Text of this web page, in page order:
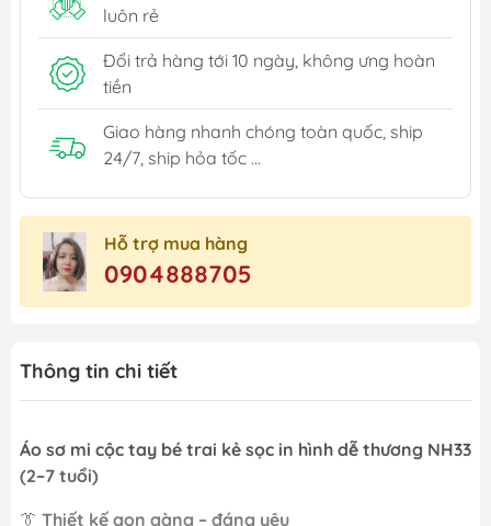
luôn rẻ
Đổi trả hàng tới 10 ngày, không ưng hoàn
tiền
Giao hàng nhanh chóng toàn quốc, ship
24/7, ship hỏa tốc ...
Hỗ trợ mua hàng
0904888705
Thông tin chi tiết
Áo sơ mi cộc tay bé trai kẻ sọc in hình dễ thương NH33
(2–7 tuổi)
👔 Thiết kế gọn gàng – đáng yêu